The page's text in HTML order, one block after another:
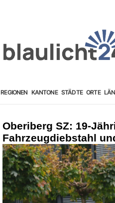
REGIONEN KANTONE STÄDTE ORTE
Oberiberg SZ: 19-
Fahrzeugdiebstahl